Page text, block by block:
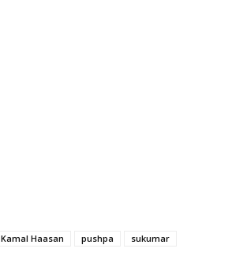
Kamal Haasan pushpa
sukumar